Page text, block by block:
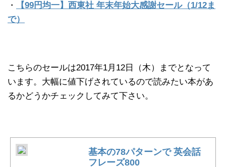
・
【99円均一】西東社 年末年始大感謝セール（1/12ま
で）
こちらのセールは2017年1月12日（木）までとなって
います。大幅に値下げされているので読みたい本があ
るかどうかチェックしてみて下さい。
基本の78パターンで 英会話
フレーズ800